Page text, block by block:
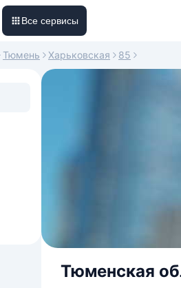
Все сервисы
Тюмень Харьковская 85
Тюменская